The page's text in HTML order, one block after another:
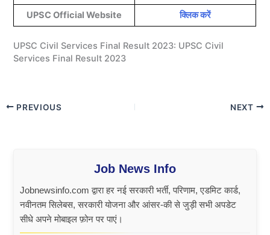
UPSC Official Website
क्लिक करें
UPSC Civil Services Final Result 2023: UPSC Civil
Services Final Result 2023
PREVIOUS NEXT
Job News Info
Jobnewsinfo.com द्वारा हर नई सरकारी भर्ती, परिणाम, एडमिट कार्ड,
नवीनतम सिलेबस, सरकारी योजना और आंसर-की से जुड़ी सभी अपडेट
सीधे अपने मोबाइल फ़ोन पर पाएं।